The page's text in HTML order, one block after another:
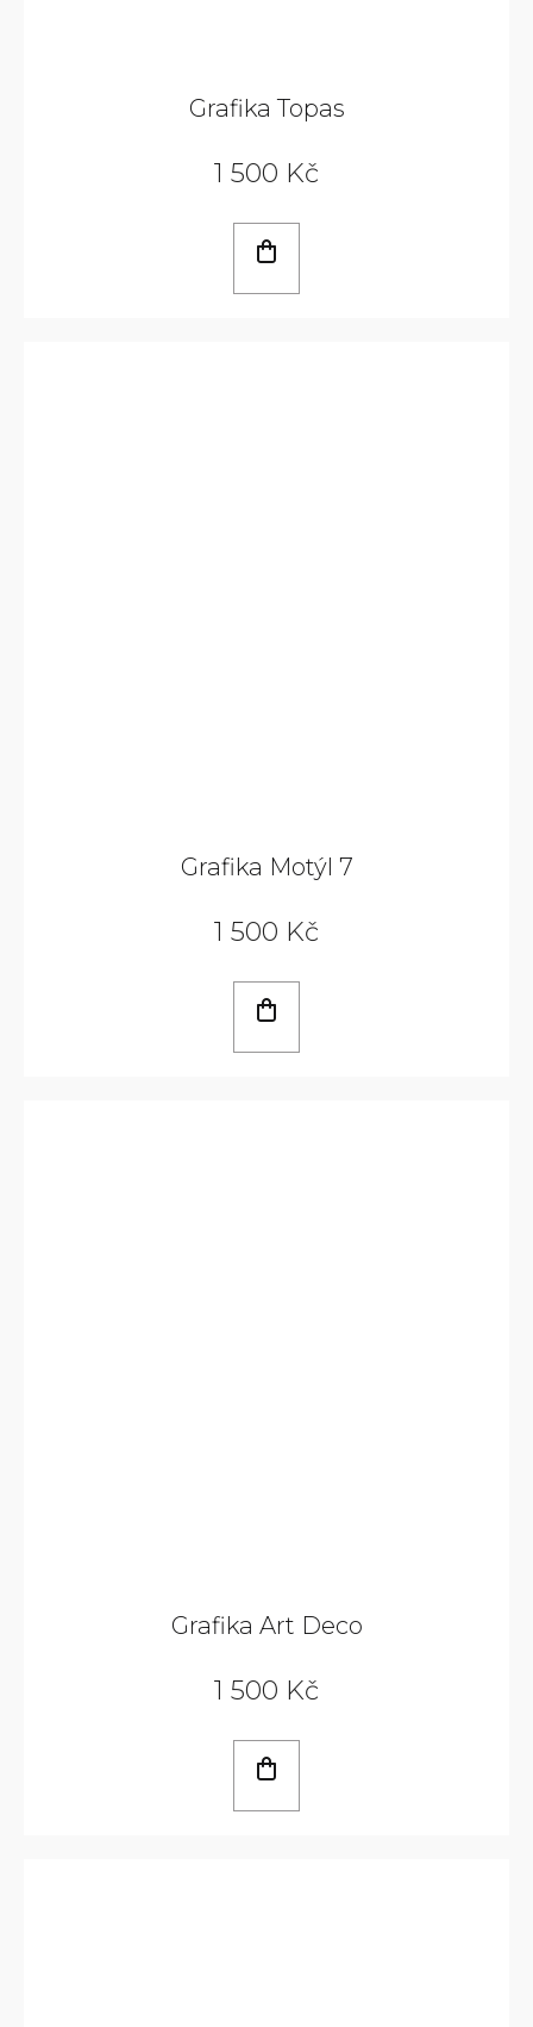
Grafika Topas
1 500 Kč
Grafika Motýl 7
1 500 Kč
Grafika Art Deco
1 500 Kč